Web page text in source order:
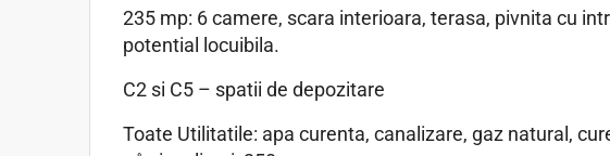
235 mp: 6 camere, scara interioara, terasa, pivnita cu
potential locuibila.
C2 si C5 – spatii de depozitare
Toate Utilitatile: apa curenta, canalizare, gaz natural,